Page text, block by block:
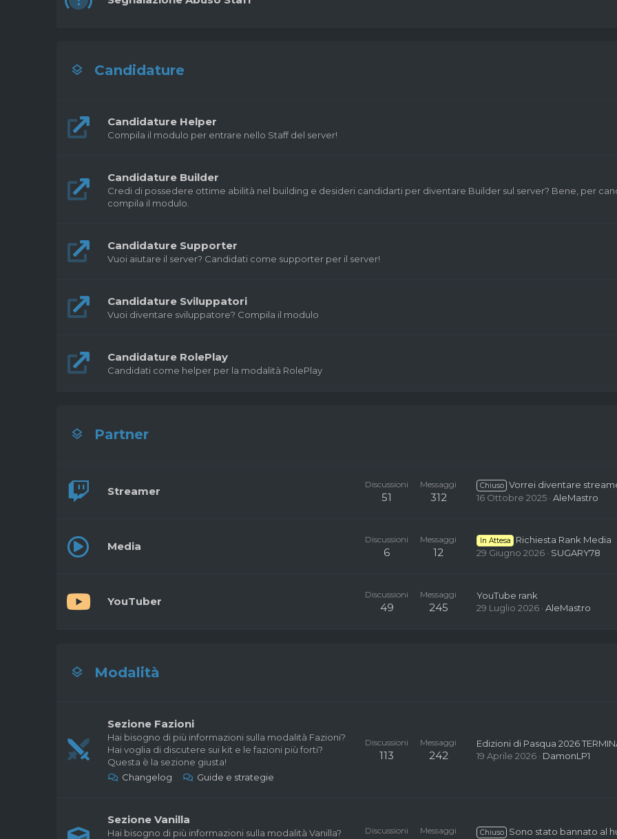
Candidature
Candidature Helper
Compila il modulo per entrare nello Staff del server!
Candidature Builder
Credi di possedere ottime abilità nel building e desideri candidarti per diventare Builder sul server? Bene, per
compila il modulo.
Candidature Supporter
Vuoi aiutare il server? Candidati come supporter per il server!
Candidature Sviluppatori
Vuoi diventare sviluppatore? Compila il modulo
Candidature RolePlay
Candidati come helper per la modalità RolePlay
Partner
Streamer
Discussioni
51
Messaggi
312
Chiuso Vorrei diventare streamer sul server ho 13k follower streammo
16 Ottobre 2025 AleMastro
Media
Discussioni
6
Messaggi
12
In Attesa
Richiesta Rank Media
29 Giugno 2026
SUGARY78
YouTuber
Discussioni
49
Messaggi
245
YouTube rank
29 Luglio 2026 AleMastro
Modalità
Sezione Fazioni
Hai bisogno di più informazioni sulla modalità Fazioni?
Hai voglia di discutere sui kit e le fazioni più forti?
Questa è la sezione giusta!
Changelog
Guide e strategie
Discussioni
113
Messaggi
242
Edizioni di Pasqua 2026
19 Aprile 2026
DamonLP1
Sezione Vanilla
Hai bisogno di più informazioni sulla modalità Vanilla? Discussioni Messaggi Chiuso Sono stato bannato al